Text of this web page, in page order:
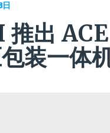
出
装一体